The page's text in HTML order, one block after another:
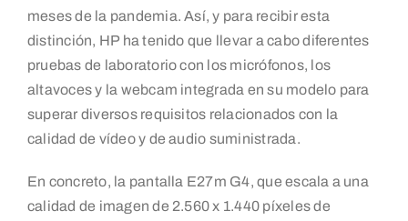
meses de la pandemia. Así, y para recibir esta
distinción, HP ha tenido que llevar a cabo diferentes
pruebas de laboratorio con los micrófonos, los
altavoces y la webcam integrada en su modelo para
superar diversos requisitos relacionados con la
calidad de vídeo y de audio suministrada.
En concreto, la pantalla E27m G4, que escala a una
calidad de imagen de 2.560 x 1.440 píxeles de